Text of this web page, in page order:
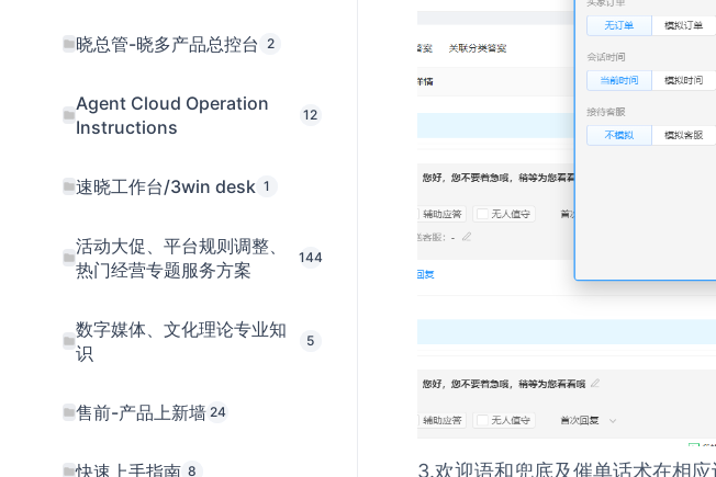
晓总管-晓多产品总控台 2
Agent Cloud Operation
Instructions
12
速晓工作台/3win desk 1
活动大促、平台规则调整、
热门经营专题服务方案
144
数字媒体、文化理论专业知
识
5
售前-产品上新墙 24
快速上手指南 8 3.欢迎语和兜底及催单话术在相应